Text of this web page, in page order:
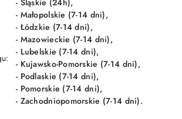
- Śląskie (24h),
- Małopolskie (7-14 dni),
- Łódzkie (7-14 dni),
- Mazowieckie (7-14 dni),
- Lubelskie (7-14 dni),
- Kujawsko-Pomorskie (7-14 dni),
- Podlaskie (7-14 dni),
- Pomorskie (7-14 dni),
- Zachodniopomorskie (7-14 dni).